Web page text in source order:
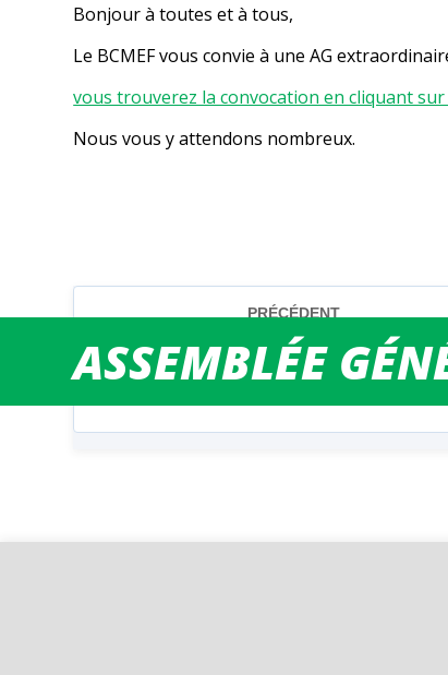
ASSEMBLÉE
Bonjour à toutes et à tous,
Le BCMEF vous convie à une AG
vous trouverez la convocation en cliquant sur
Nous vous y attendons nombreux.